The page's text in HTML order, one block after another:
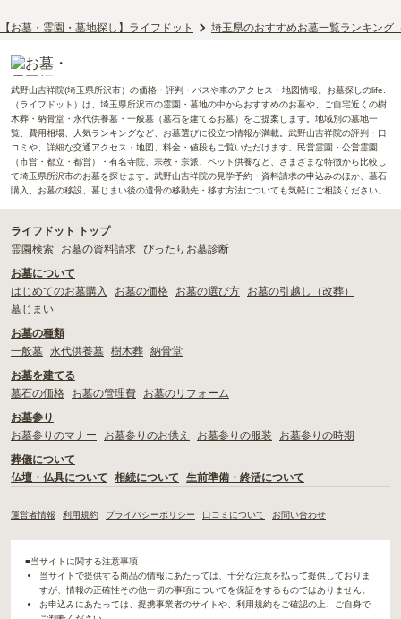
【お墓・霊園・墓地探し】ライフドット 埼玉県のおすすめお墓一覧ランキング
武野山吉祥院(埼玉県所沢市）の価格・評判・バスや車のアクセス・地図情報。お墓探しのlife.
（ライフドット）は、埼玉県所沢市の霊園・墓地の中からおすすめのお墓や、ご自宅近くの樹
木葬・納骨堂・永代供養墓・一般墓（墓石を建てるお墓）をご提案します。地域別の墓地一
覧、費用相場、人気ランキングなど、お墓選びに役立つ情報が満載。武野山吉祥院の評判・口
コミや、詳細な交通アクセス・地図、料金・値段もご覧いただけます。民営霊園・公営霊園
（市営・都立・都営）・有名寺院、宗教・宗派、ペット供養など、さまざまな特徴から比較し
て埼玉県所沢市のお墓を探せます。武野山吉祥院の見学予約・資料請求の申込みのほか、墓石
購入、お墓の移設、墓じまい後の遺骨の移動先・移す方法についても気軽にご相談ください。
ライフドット トップ
霊園検索
お墓の資料請求 ぴったりお墓診断
お墓について
はじめてのお墓購入
お墓の価格 お墓の選び方
お墓の引越し（改葬）
墓じまい
お墓の種類
一般墓
永代供養墓 樹木葬 納骨堂
お墓を建てる
墓石の価格
お墓の管理費
お墓のリフォーム
お墓参り
お墓参りのマナー
お墓参りのお供え お墓参りの服装
お墓参りの時期
葬儀について
仏壇・仏具について
相続について 生前準備・終活について
運営者情報 利用規約 プライバシーポリシー 口コミについて お問い合わせ
■当サイトに関する注意事項
当サイトで提供する商品の情報にあたっては、十分な注意を払って提供しておりま
すが、情報の正確性その他一切の事項についてを保証をするものではありません。
お申込みにあたっては、提携事業者のサイトや、利用規約をご確認の上、ご自身で